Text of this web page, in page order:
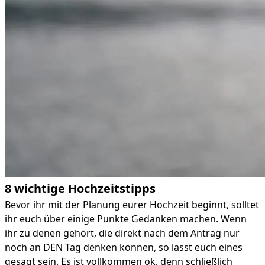
8 wichtige Hochzeitstipps
Bevor ihr mit der Planung eurer Hochzeit beginnt, solltet
ihr euch über einige Punkte Gedanken machen. Wenn
ihr zu denen gehört, die direkt nach dem Antrag nur
noch an DEN Tag denken können, so lasst euch eines
gesagt sein. Es ist vollkommen ok, denn schließlich